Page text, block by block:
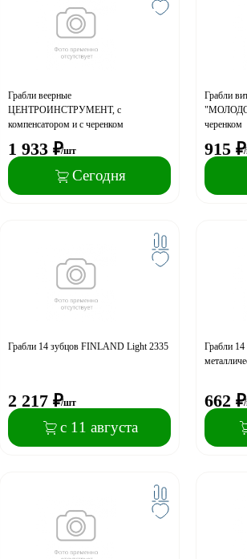
Грабли веерные
ЦЕНТРОИНСТРУМЕНТ, с
компенсатором и с черенком
1 933 ₽/шт
Сегодня
Грабли
черенком
915 ₽
Грабли 14 зубцов FINLAND Light 2335
2 217 ₽/шт
с 11 августа
Грабли
662 ₽